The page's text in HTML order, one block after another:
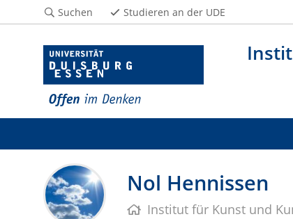
Suchen Studieren an der UDE
Nol Hennissen
Institut für Kunst und